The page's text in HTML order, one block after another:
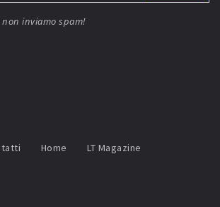
inviamo spam!
Home LT Magazine